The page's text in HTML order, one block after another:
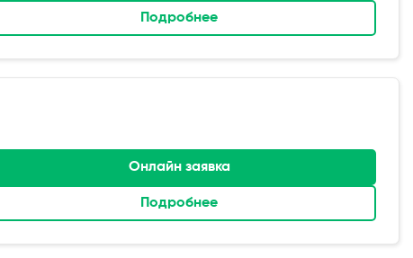
Подробнее
Онлайн заявка
Подробнее